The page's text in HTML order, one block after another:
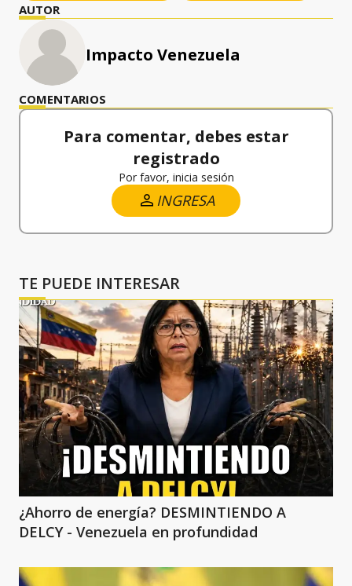
AUTOR
Impacto Venezuela
COMENTARIOS
Para comentar, debes estar
registrado
Por favor, inicia sesión
INGRESA
TE PUEDE INTERESAR
¿Ahorro de energía? DESMINTIENDO A
DELCY - Venezuela en profundidad